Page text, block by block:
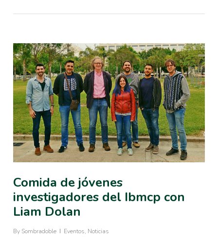
Comida de jóvenes
investigadores del Ibmcp con
Liam Dolan
By Sombradoble Eventos, Noticias